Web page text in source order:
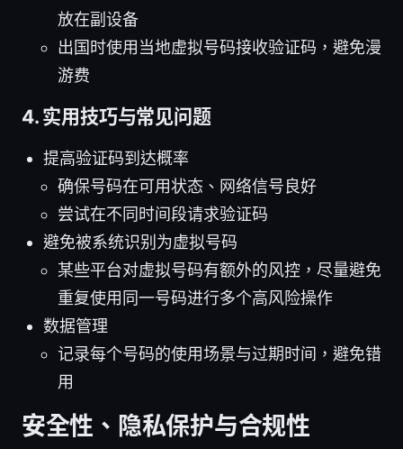
放在副设备
出国时使用当地虚拟号码接收验证码，避免漫
游费
4. 实用技巧与常见问题
提高验证码到达概率
确保号码在可用状态、网络信号良好
尝试在不同时间段请求验证码
避免被系统识别为虚拟号码
某些平台对虚拟号码有额外的风控，尽量避免
重复使用同一号码进行多个高风险操作
数据管理
记录每个号码的使用场景与过期时间，避免错
用
安全性、隐私保护与合规性